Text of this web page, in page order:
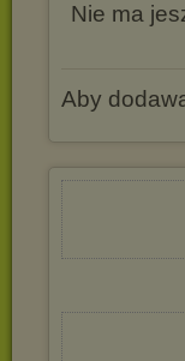
Nie ma
Aby